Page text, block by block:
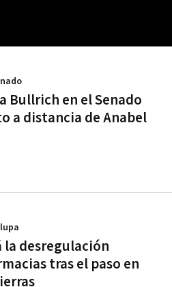
Bullrich en el Senado
a distancia de Anabel
la desregulación
tras el paso en